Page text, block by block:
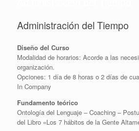
Administración del Tiempo
Diseño del Curso
Modalidad de horarios: Acorde a las
organización.
Opciones: 1 día de 8 horas o 2 días de
In Company
Fundamento teórico
Ontología del Lenguaje – Coaching –
del Libro «Los 7 hábitos de la Gente